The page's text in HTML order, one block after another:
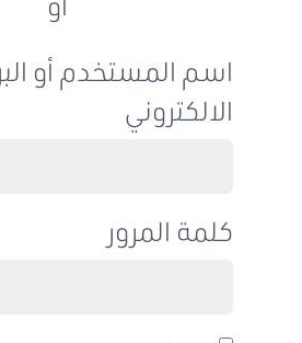
اسم المستخدم أو البريد
الالكتروني
كلمة المرور